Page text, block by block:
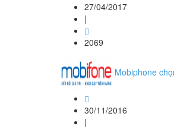
27/04/2017
|
2069
Mobiphone
30/11/2016
|